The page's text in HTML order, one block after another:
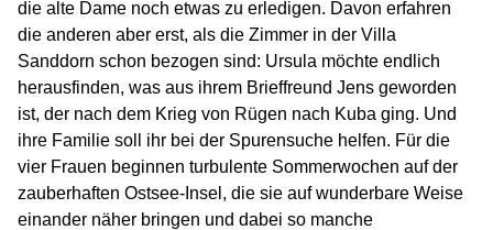
die alte Dame noch etwas zu erledigen. Davon erfahren
die anderen aber erst, als die Zimmer in der Villa
Sanddorn schon bezogen sind: Ursula möchte endlich
herausfinden, was aus ihrem Brieffreund Jens geworden
ist, der nach dem Krieg von Rügen nach Kuba ging. Und
ihre Familie soll ihr bei der Spurensuche helfen. Für die
vier Frauen beginnen turbulente Sommerwochen auf der
zauberhaften Ostsee-Insel, die sie auf wunderbare Weise
einander näher bringen und dabei so manche